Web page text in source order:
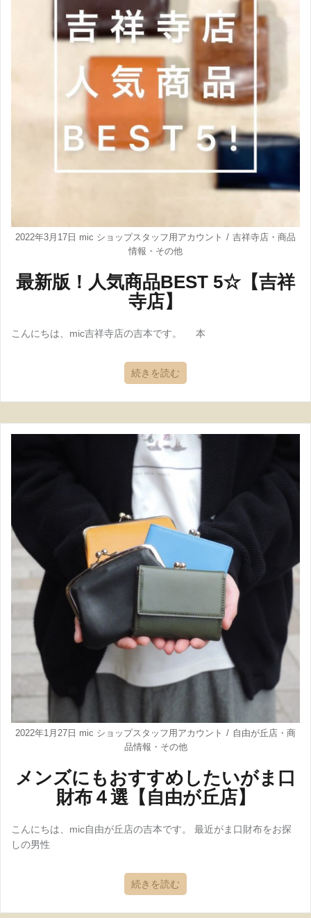
2022年3月17日 mic ショップスタッフ用アカウント 吉祥寺店 ・ 商品
情報 ・ その他
最新版！人気商品BEST 5☆【吉祥
寺店】
こんにちは、mic吉祥寺店の吉本です。 本
続きを読む
2022年1月27日 mic ショップスタッフ用アカウント 自由が丘店 ・ 商
品情報 ・ その他
メンズにもおすすめしたいがま口
財布４選【自由が丘店】
こんにちは、mic自由が丘店の吉本です。 最近がま口財布をお探
しの男性
続きを読む